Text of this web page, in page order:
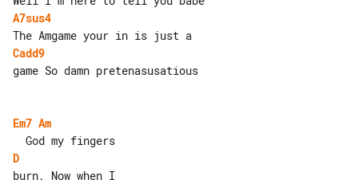
A7sus4
Cadd9
game So damn pretenasusatious
Em7 Am
D